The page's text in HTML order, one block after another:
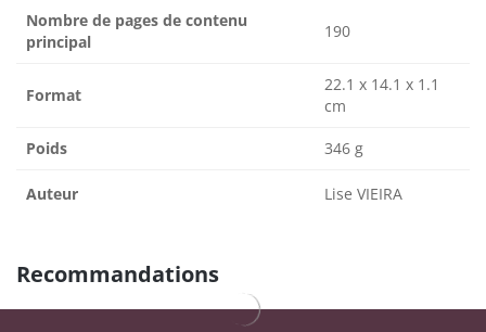
Nombre de pages de contenu
principal
190
Format
22.1 x 14.1 x 1.1
cm
Poids 346 g
Auteur Lise VIEIRA
Recommandations